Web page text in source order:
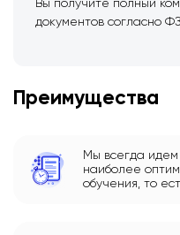
Вы получите полный
документов согласно
Преимущества
Мы всегда
наиболее
обучения, то